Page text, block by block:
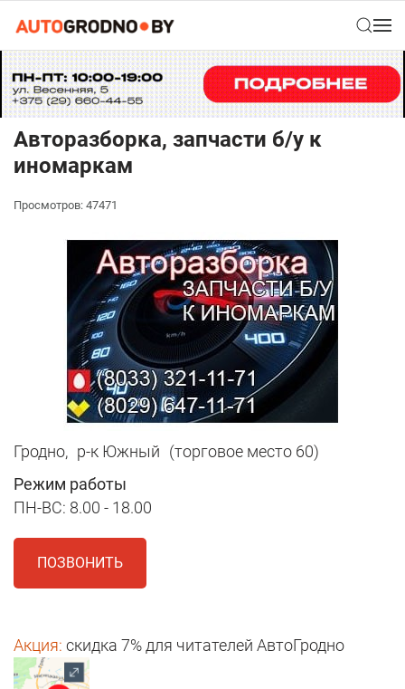
Авторазборка, запчасти б/у к
иномаркам
Просмотров: 47471
Гродно, р-к Южный (торговое место 60)
Режим работы
ПН-ВС: 8.00 - 18.00
ПОЗВОНИТЬ
Акция: скидка 7% для читателей АвтоГродно